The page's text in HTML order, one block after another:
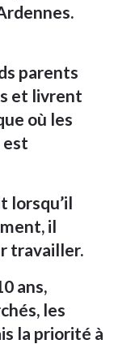
parents
et livrent
où les
est
lorsqu’il
il
travailler.
ans,
les
la priorité à